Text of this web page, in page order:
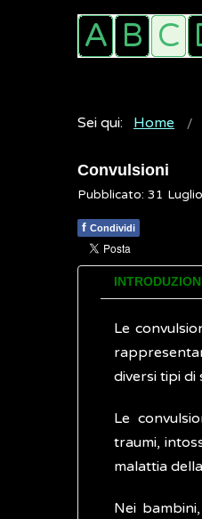
Sei qui: Home
Convulsioni
Pubblicato: 31
f Condividi
Le
diversi tipi di
Le
traumi,
malattia della
Nei